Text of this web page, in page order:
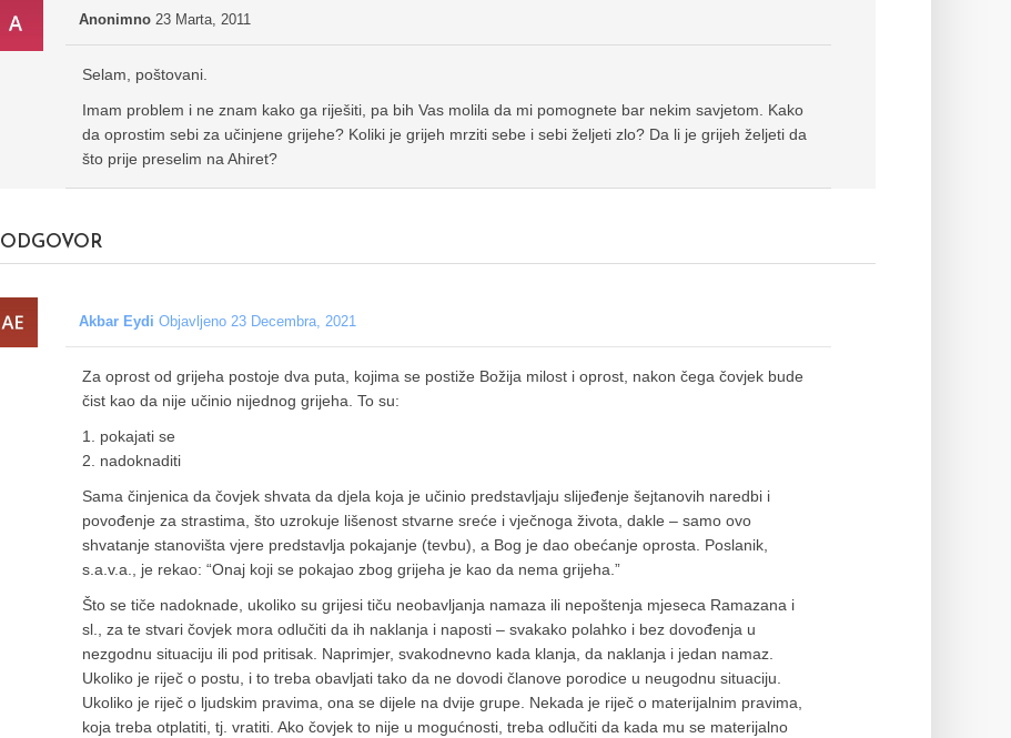
Anonimno 23 Marta, 2011
Selam, poštovani.
Imam problem i ne znam kako ga riješiti, pa bih Vas molila da mi pomognete bar nekim savjetom. Kako
da oprostim sebi za učinjene grijehe? Koliki je grijeh mrziti sebe i sebi željeti zlo? Da li je grijeh željeti da
što prije preselim na Ahiret?
ODGOVOR
Akbar Eydi Objavljeno 23 Decembra, 2021
Za oprost od grijeha postoje dva puta, kojima se postiže Božija milost i oprost, nakon čega čovjek bude
čist kao da nije učinio nijednog grijeha. To su:
1. pokajati se
2. nadoknaditi
Sama činjenica da čovjek shvata da djela koja je učinio predstavljaju slijeđenje šejtanovih naredbi i
povođenje za strastima, što uzrokuje lišenost stvarne sreće i vječnoga života, dakle – samo ovo
shvatanje stanovišta vjere predstavlja pokajanje (tevbu), a Bog je dao obećanje oprosta. Poslanik,
s.a.v.a., je rekao: “Onaj koji se pokajao zbog grijeha je kao da nema grijeha.”
Što se tiče nadoknade, ukoliko su grijesi tiču neobavljanja namaza ili nepoštenja mjeseca Ramazana i
sl., za te stvari čovjek mora odlučiti da ih naklanja i naposti – svakako polahko i bez dovođenja u
nezgodnu situaciju ili pod pritisak. Naprimjer, svakodnevno kada klanja, da naklanja i jedan namaz.
Ukoliko je riječ o postu, i to treba obavljati tako da ne dovodi članove porodice u neugodnu situaciju.
Ukoliko je riječ o ljudskim pravima, ona se dijele na dvije grupe. Nekada je riječ o materijalnim pravima,
koja treba otplatiti, tj. vratiti. Ako čovjek to nije u mogućnosti, treba odlučiti da kada mu se materijalno